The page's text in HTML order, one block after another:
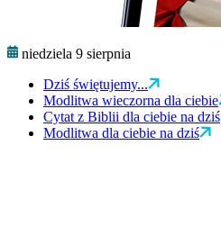
niedziela 9 sierpnia
Dziś świętujemy...
Modlitwa wieczorna dla ciebie
Cytat z Biblii dla ciebie na dziś
Modlitwa dla ciebie na dziś